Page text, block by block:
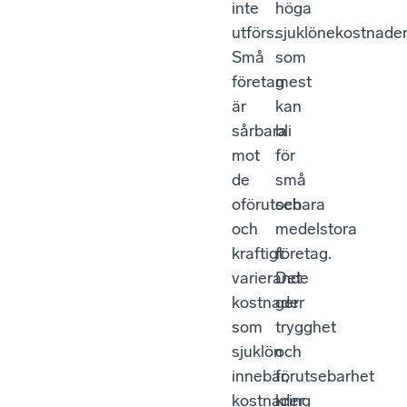
inte
utförs.
Små
företag
är
sårbara
mot
de
oförutsebara
och
kraftigt
varierande
kostnader
som
sjuklön
innebär,
kostnader
höga
som
mest
kan
bli
för
små
och
medelstora
företag.
Det
ger
trygghet
och
förutsebarhet
kring